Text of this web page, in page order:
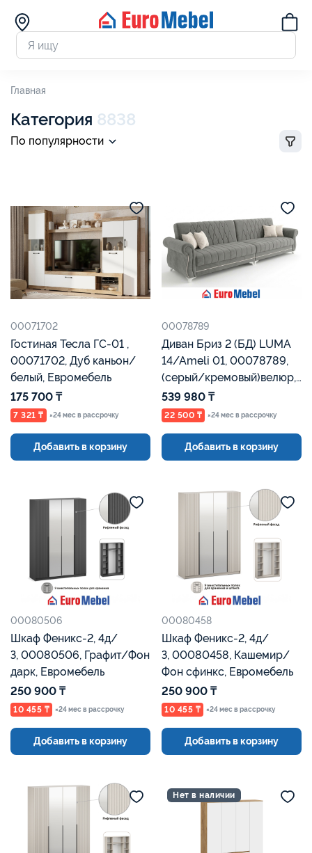
Главная
Категория 8838
По популярности
00071702
Гостиная Тесла ГС-01 ,
00071702, Дуб каньон/
белый, Евромебель
175 700 ₸
7 321 ₸ ×24 мес в рассрочку
Добавить в корзину
00078789
Диван Бриз 2 (БД) LUMA
14/Ameli 01, 00078789,
(серый/кремовый)велюр,
Евромебель
539 980 ₸
22 500 ₸ ×24 мес в рассрочку
Добавить в корзину
00080506
Шкаф Феникс-2, 4д/
З, 00080506, Графит/Фон
дарк, Евромебель
250 900 ₸
10 455 ₸ ×24 мес в рассрочку
Добавить в корзину
00080458
Шкаф Феникс-2, 4д/
З, 00080458, Кашемир/
Фон сфинкс, Евромебель
250 900 ₸
10 455 ₸ ×24 мес в рассрочку
Добавить в корзину
Нет в наличии